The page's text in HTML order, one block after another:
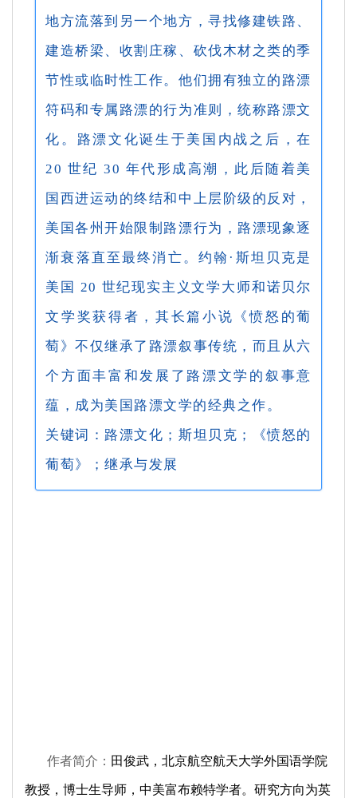
地方流落到另一个地方，寻找修建铁路、
建造桥梁、收割庄稼、砍伐木材之类的季
节性或临时性工作。他们拥有独立的路漂
符码和专属路漂的行为准则，统称路漂文
化。路漂文化诞生于美国内战之后，在
20 世纪 30 年代形成高潮，此后随着美
国西进运动的终结和中上层阶级的反对，
美国各州开始限制路漂行为，路漂现象逐
渐衰落直至最终消亡。约翰·斯坦贝克是
美国 20 世纪现实主义文学大师和诺贝尔
文学奖获得者，其长篇小说《愤怒的葡
萄》不仅继承了路漂叙事传统，而且从六
个方面丰富和发展了路漂文学的叙事意
蕴，成为美国路漂文学的经典之作。
关键词：路漂文化；斯坦贝克；《愤怒的
葡萄》；继承与发展
作者简介： 田俊武，北京航空航天大学外国语学院
教授，博士生导师，中美富布赖特学者。研究方向为英